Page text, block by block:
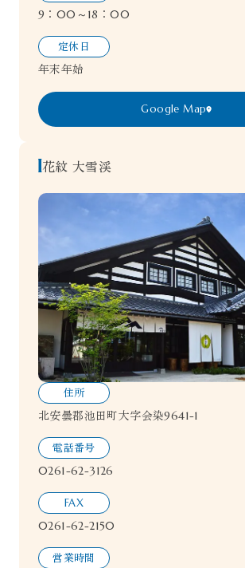
Google Map
9：00～18：00
定休日
年末年始
花紋 大雪渓
住所
北安曇郡池田町大字会染9641-1
電話番号
0261-62-3126
FAX
0261-62-2150
営業時間